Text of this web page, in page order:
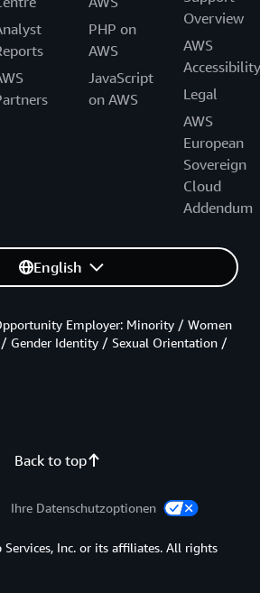
PHP on
AWS
JavaScript
on AWS
Overview
AWS
Accessibility
Legal
AWS
European
Sovereign
Cloud
Addendum
English
Back to top
Employer: Minority / Women
Gender Identity / Sexual Orientation /
Ihre Datenschutzoptionen
Inc. or its affiliates. All rights